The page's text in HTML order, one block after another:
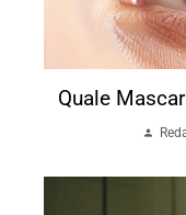
Quale